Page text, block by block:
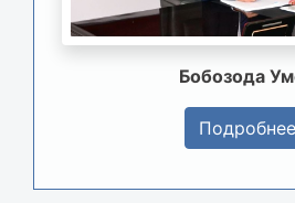
Бобозода
Подробнее